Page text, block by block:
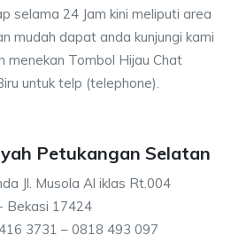
selama 24 Jam kini meliputi area
mudah dapat anda kunjungi kami
menekan Tombol Hijau Chat
untuk telp (telephone).
Petukangan Selatan
Jl. Musola Al iklas Rt.004
Bekasi 17424
3731 – 0818 493 097